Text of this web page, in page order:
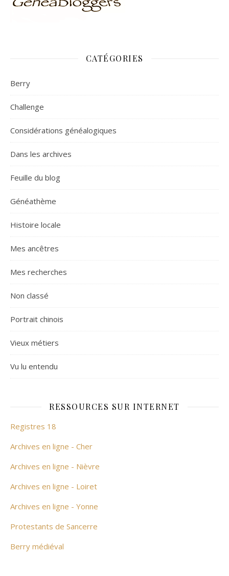
CATÉGORIES
Berry
Challenge
Considérations généalogiques
Dans les archives
Feuille du blog
Généathème
Histoire locale
Mes ancêtres
Mes recherches
Non classé
Portrait chinois
Vieux métiers
Vu lu entendu
RESSOURCES SUR INTERNET
Registres 18
Archives en ligne - Cher
Archives en ligne - Nièvre
Archives en ligne - Loiret
Archives en ligne - Yonne
Protestants de Sancerre
Berry médiéval